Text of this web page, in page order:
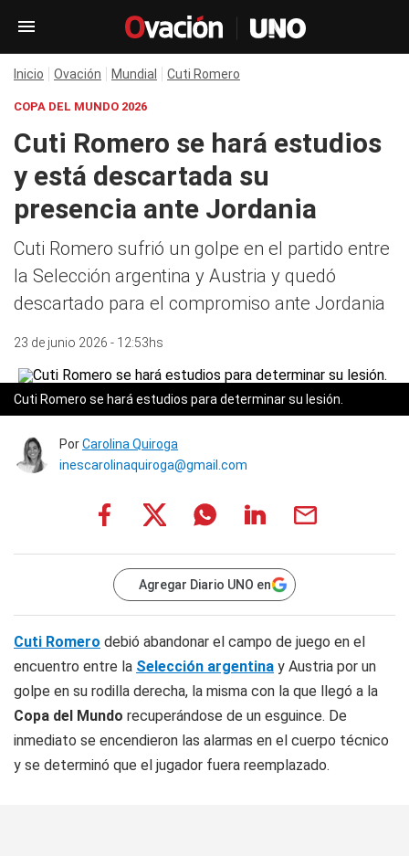
Inicio Ovación Mundial Cuti Romero
COPA DEL MUNDO 2026
Cuti Romero se hará estudios
y está descartada su
presencia ante Jordania
Cuti Romero sufrió un golpe en el partido entre
la Selección argentina y Austria y quedó
descartado para el compromiso ante Jordania
23 de junio 2026 - 12:53hs
Cuti Romero se hará estudios para determinar su lesión.
PorCarolina Quiroga
inescarolinaquiroga@gmail.com
Agregar Diario UNO en
Cuti Romero debió abandonar el campo de juego en el
encuentro entre la Selección argentina y Austria por un
golpe en su rodilla derecha, la misma con la que llegó a la
Copa del Mundo recuperándose de un esguince. De
inmediato se encendieron las alarmas en el cuerpo técnico
y se determinó que el jugador fuera reemplazado.